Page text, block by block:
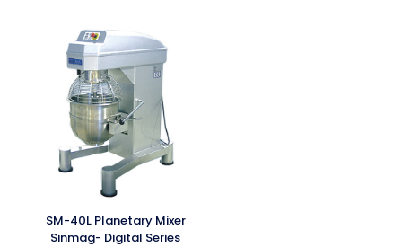
SM-40L Planetary Mixer
Sinmag- Digital Series